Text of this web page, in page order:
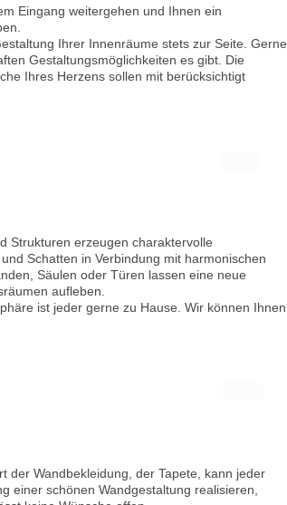
Eingang weitergehen und Ihnen ein
Ihrer Innenräume stets zur Seite. Gerne
Gestaltungsmöglichkeiten es gibt. Die
Ihres Herzens sollen mit berücksichtigt
Strukturen erzeugen charaktervolle
Schatten in Verbindung mit harmonischen
Säulen oder Türen lassen eine neue
aufleben.
ist jeder gerne zu Hause. Wir können Ihnen
der Wandbekleidung, der Tapete, kann jeder
einer schönen Wandgestaltung realisieren,